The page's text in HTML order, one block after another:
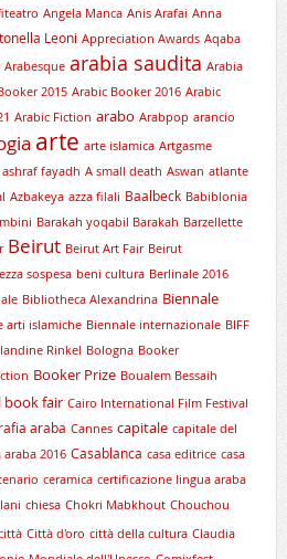
Angela Manca Anis Arafai Anna
Leoni Appreciation Awards Aqaba
Arabesque arabia saudita Arabia
2015 Arabic Booker 2016 Arabic
Arabic Fiction arabo Arabpop arancio
arte arte islamica Artgasme
ashraf fayadh A small death Aswan atlante
Azbakeya azza filali Baalbeck Babiblonia
Barakah yoqabil Barakah Barzellette
Beirut Beirut Art Fair Beirut
sospesa beni cultura Berlinale 2016
Bibliotheca Alexandrina Biennale
arti islamiche Biennale internazionale BIFF
Rinkel Bologna Booker
Booker Prize Boualem Bessaih
book fair Cairo International Film Festival
araba Cannes capitale capitale del
2016 Casablanca casa editrice casa
ceramica certificazione lingua araba
chiesa Chokri Mabkhout Chouchou
Città d'oro città della cultura Claudia